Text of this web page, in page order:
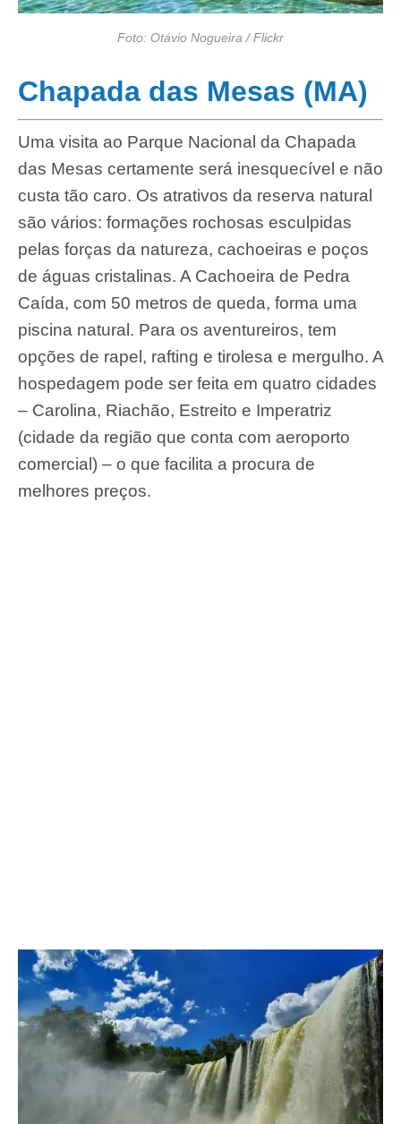
Foto: Otávio Nogueira / Flickr
Chapada das Mesas (MA)
Uma visita ao Parque Nacional da Chapada
das Mesas certamente será inesquecível e não
custa tão caro. Os atrativos da reserva natural
são vários: formações rochosas esculpidas
pelas forças da natureza, cachoeiras e poços
de águas cristalinas. A Cachoeira de Pedra
Caída, com 50 metros de queda, forma uma
piscina natural. Para os aventureiros, tem
opções de rapel, rafting e tirolesa e mergulho. A
hospedagem pode ser feita em quatro cidades
– Carolina, Riachão, Estreito e Imperatriz
(cidade da região que conta com aeroporto
comercial) – o que facilita a procura de
melhores preços.